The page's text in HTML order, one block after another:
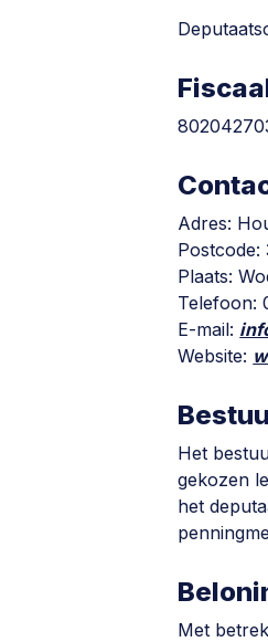
Adres:
Postcode:
Plaats:
Telefoon:
E-mail:
Website:
Het
gekozen
het
Met